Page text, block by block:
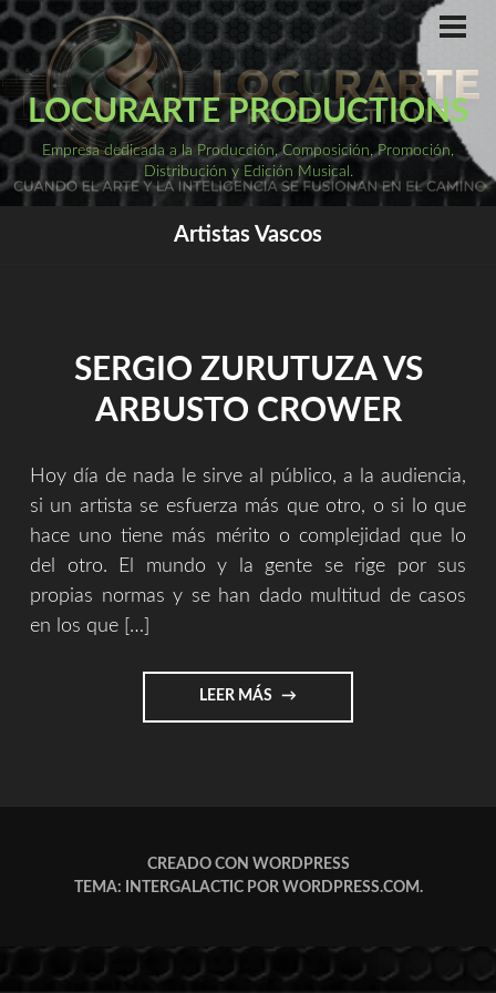
Saltar
al
contenido
LOCURARTE PRODUCTIONS
Empresa dedicada a la Producción, Composición, Promoción,
Distribución y Edición Musical.
Artistas Vascos
SERGIO ZURUTUZA VS
ARBUSTO CROWER
Hoy día de nada le sirve al público, a la audiencia,
si un artista se esfuerza más que otro, o si lo que
hace uno tiene más mérito o complejidad que lo
del otro. El mundo y la gente se rige por sus
propias normas y se han dado multitud de casos
en los que […]
LEER MÁS "SERGIO
ZURUTUZA
CREADO CON WORDPRESS
TEMA: INTERGALACTIC POR WORDPRESS.COM.